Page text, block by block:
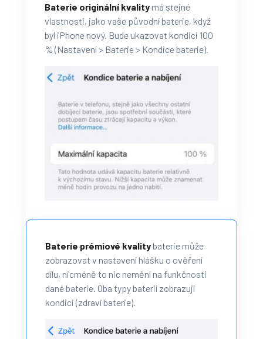
Baterie originální kvalitymá stejné
vlastnosti, jako vaše původní baterie, když
byl iPhone nový. Bude ukazovat kondici 100
% (Nastavení > Baterie > Kondice baterie).
Baterie prémiové kvalitybaterie může
zobrazovat v nastavení hlášku o ověření
dílu, nicméně to nic nemění na funkčnosti
dané baterie. Oba typy baterií zobrazují
kondici (zdraví baterie).